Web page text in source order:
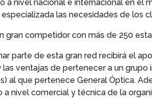
a nivel nacional e internacional en
las necesidades de los
gran competidor con más de 250
parte de esta gran red recibirá el
ventajas de pertenecer a un
al que pertenece General Óptica.
a nivel comercial y técnica de la